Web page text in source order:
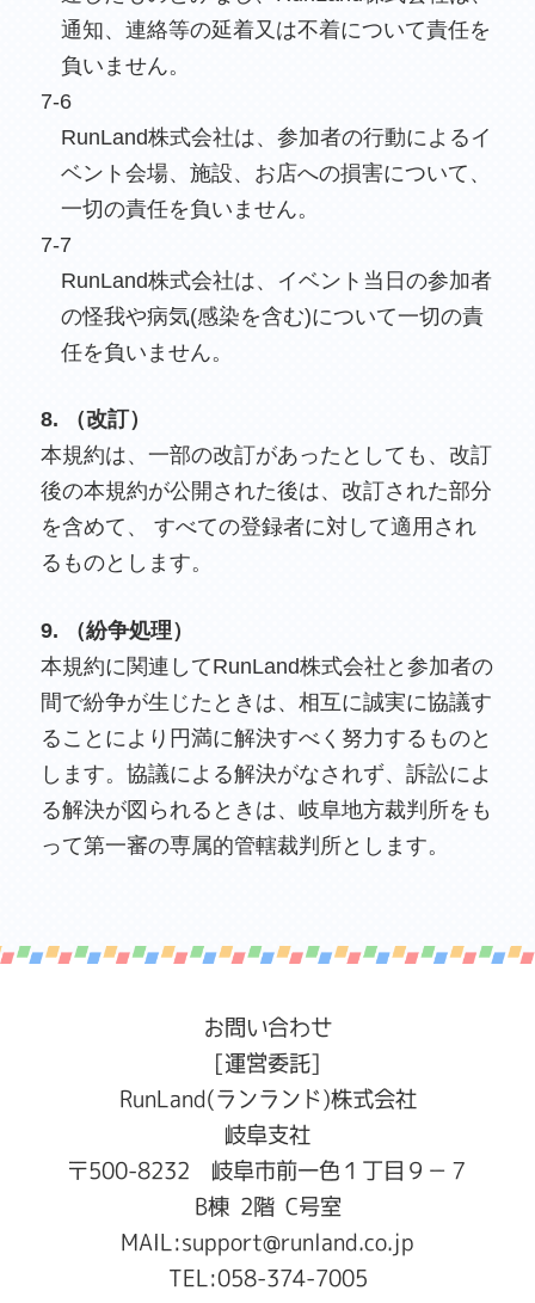
通知、連絡等の延着又は不着について責任を
負いません。
7-6
RunLand株式会社は、参加者の行動によるイ
ベント会場、施設、お店への損害について、
一切の責任を負いません。
7-7
RunLand株式会社は、イベント当日の参加者
の怪我や病気(感染を含む)について一切の責
任を負いません。
8. （改訂）
本規約は、一部の改訂があったとしても、改訂
後の本規約が公開された後は、改訂された部分
を含めて、 すべての登録者に対して適用され
るものとします。
9. （紛争処理）
本規約に関連してRunLand株式会社と参加者の
間で紛争が生じたときは、相互に誠実に協議す
ることにより円満に解決すべく努力するものと
します。協議による解決がなされず、訴訟によ
る解決が図られるときは、岐阜地方裁判所をも
って第一審の専属的管轄裁判所とします。
お問い合わせ
[運営委託]
RunLand(ランランド)株式会社
岐阜支社
〒500-8232 岐阜市前一色１丁目９−７
B棟 2階 C号室
MAIL:support@runland.co.jp
TEL:058-374-7005